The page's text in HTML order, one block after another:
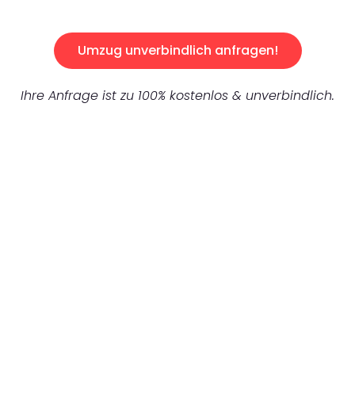
Umzug unverbindlich anfragen!
Ihre Anfrage ist zu 100% kostenlos & unverbindlich.